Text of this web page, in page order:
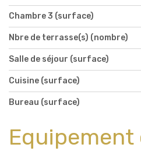
Chambre 3 (surface)
Nbre de terrasse(s) (nombre)
Salle de séjour (surface)
Cuisine (surface)
Bureau (surface)